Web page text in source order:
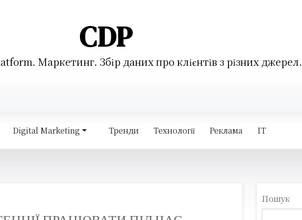
CDP
Маркетинг. Збір даних про клієнтів з різних джерел.
Digital Marketing Тренди Технології Реклама IT
Пошук